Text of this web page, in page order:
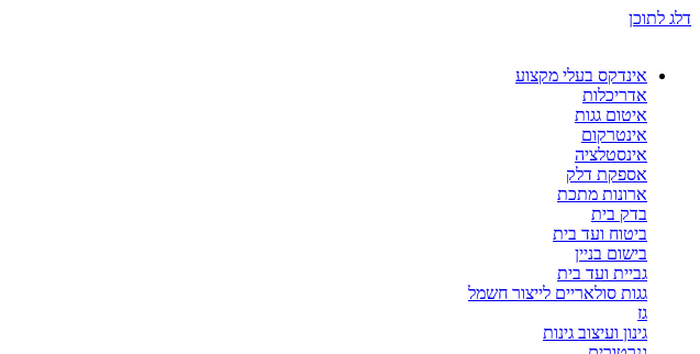
דלג לתוכן
אינדקס בעלי מקצוע
אדריכלות
איטום גגות
אינטרקום
אינסטלציה
אספקת דלק
ארונות מתכת
בדק בית
ביטוח ועד בית
בישום בניין
גביית ועד בית
גגות סולאריים לייצור חשמל
גז
גינון ועיצוב גינות